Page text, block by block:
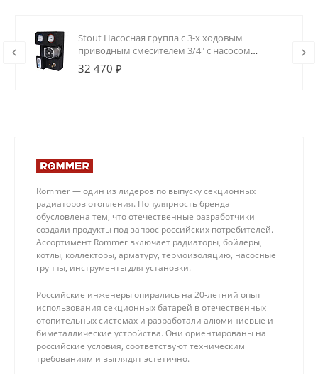
Stout Насосная группа с 3-х ходовым
приводным смесителем 3/4" с насосом
Grundfos UPSO 15-65 130
32 470 ₽
Rommer — один из лидеров по выпуску секционных
радиаторов отопления. Популярность бренда
обусловлена тем, что отечественные разработчики
создали продукты под запрос российских потребителей.
Ассортимент Rommer включает радиаторы, бойлеры,
котлы, коллекторы, арматуру, термоизоляцию, насосные
группы, инструменты для установки.
Российские инженеры опирались на 20-летний опыт
использования секционных батарей в отечественных
отопительных системах и разработали алюминиевые и
биметаллические устройства. Они ориентированы на
российские условия, соответствуют техническим
требованиям и выглядят эстетично.